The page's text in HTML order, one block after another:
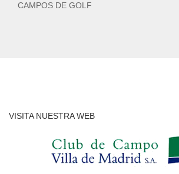
CAMPOS DE GOLF
VISITA NUESTRA WEB